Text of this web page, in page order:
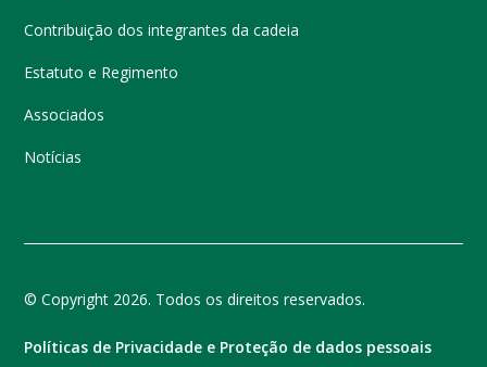
Contribuição dos integrantes da cadeia
Estatuto e Regimento
Associados
Notícias
© Copyright 2026. Todos os direitos reservados.
Políticas de Privacidade e Proteção de dados pessoais